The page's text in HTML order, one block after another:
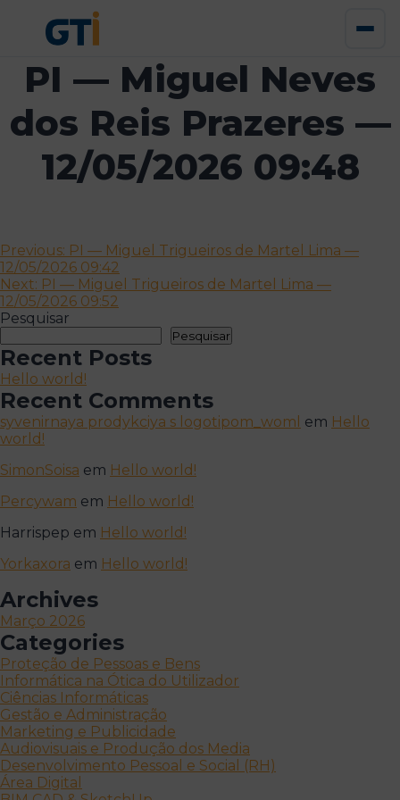
PI — Miguel Neves
dos Reis Prazeres —
12/05/2026 09:48
Navegação
de
artigos
Previous: PI — Miguel Trigueiros de Martel Lima —
12/05/2026 09:42
Next: PI — Miguel Trigueiros de Martel Lima —
12/05/2026 09:52
Pesquisar
Pesquisar
Recent Posts
Hello world!
Recent Comments
syvenirnaya prodykciya s logotipom_woml em Hello
world!
SimonSoisa em Hello world!
Percywam em Hello world!
Harrispep em Hello world!
Yorkaxora em Hello world!
Archives
Março 2026
Categories
Proteção de Pessoas e Bens
Informática na Ótica do Utilizador
Ciências Informáticas
Gestão e Administração
Marketing e Publicidade
Audiovisuais e Produção dos Media
Desenvolvimento Pessoal e Social (RH)
Área Digital